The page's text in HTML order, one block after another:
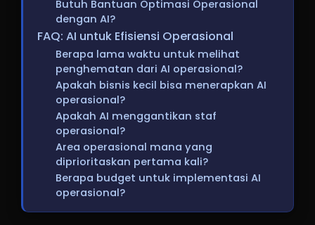
Butuh Bantuan Optimasi Operasional
dengan AI?
FAQ: AI untuk Efisiensi Operasional
Berapa lama waktu untuk melihat
penghematan dari AI operasional?
Apakah bisnis kecil bisa menerapkan AI
operasional?
Apakah AI menggantikan staf
operasional?
Area operasional mana yang
diprioritaskan pertama kali?
Berapa budget untuk implementasi AI
operasional?